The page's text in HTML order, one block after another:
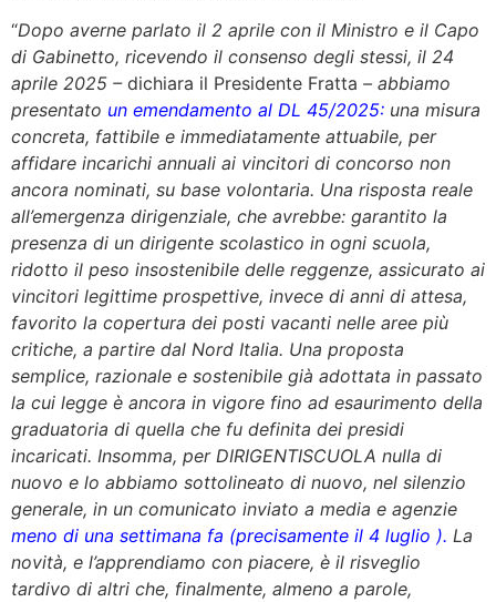
“Dopo averne parlato il 2 aprile con il Ministro e il Capo
di Gabinetto, ricevendo il consenso degli stessi, il 24
aprile 2025 – dichiara il Presidente Fratta – abbiamo
presentato un emendamento al DL 45/2025: una misura
concreta, fattibile e immediatamente attuabile, per
affidare incarichi annuali ai vincitori di concorso non
ancora nominati, su base volontaria. Una risposta reale
all’emergenza dirigenziale, che avrebbe: garantito la
presenza di un dirigente scolastico in ogni scuola,
ridotto il peso insostenibile delle reggenze, assicurato ai
vincitori legittime prospettive, invece di anni di attesa,
favorito la copertura dei posti vacanti nelle aree più
critiche, a partire dal Nord Italia. Una proposta
semplice, razionale e sostenibile già adottata in passato
la cui legge è ancora in vigore fino ad esaurimento della
graduatoria di quella che fu definita dei presidi
incaricati. Insomma, per DIRIGENTISCUOLA nulla di
nuovo e lo abbiamo sottolineato di nuovo, nel silenzio
generale, in un comunicato inviato a media e agenzie
meno di una settimana fa (precisamente il 4 luglio ). La
novità, e l’apprendiamo con piacere, è il risveglio
tardivo di altri che, finalmente, almeno a parole,